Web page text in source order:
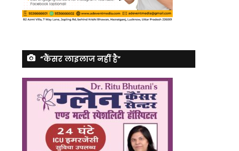
“कैंसर लाइलाज नहीं है”